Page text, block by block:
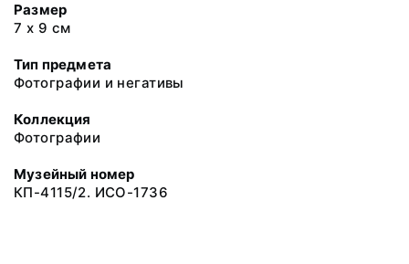
Размер
7 х 9 см
Тип предмета
Фотографии и негативы
Коллекция
Фотографии
Музейный номер
КП-4115/2. ИСО-1736